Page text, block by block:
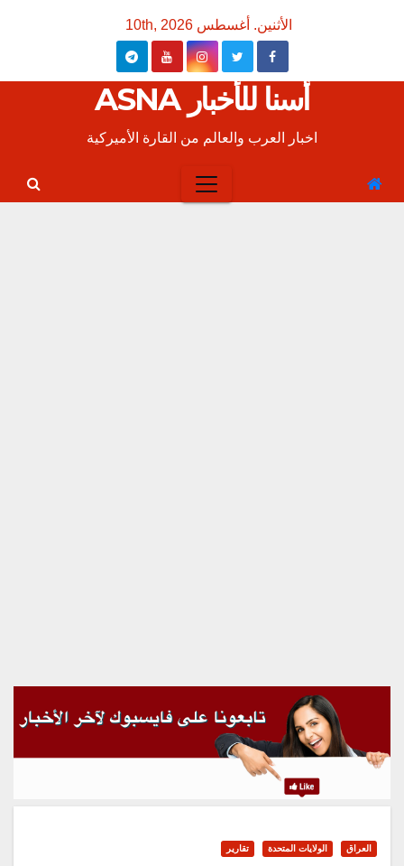
الأثنين. أغسطس 10th, 2026
أسنا للأخبار ASNA
اخبار العرب والعالم من القارة الأميركية
العراق الولايات المتحدة تقارير